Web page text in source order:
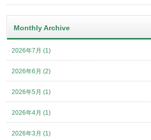
Monthly Archive
2026年7月 (1)
2026年6月 (2)
2026年5月 (1)
2026年4月 (1)
2026年3月 (1)